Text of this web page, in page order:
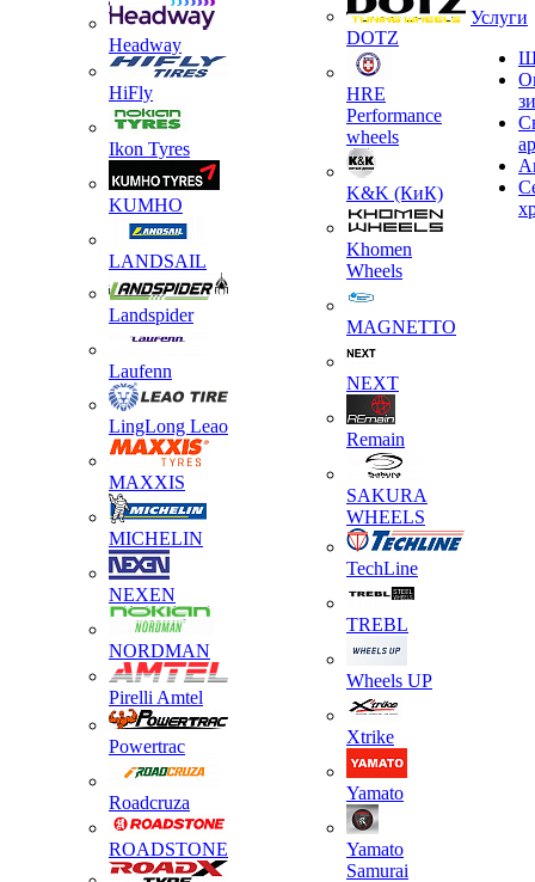
Headway
HiFly
Ikon Tyres
KUMHO
LANDSAIL
Landspider
Laufenn
LingLong Leao
MAXXIS
MICHELIN
NEXEN
NORDMAN
Pirelli Amtel
Powertrac
Roadcruza
ROADSTONE
DOTZ
HRE
Performance
wheels
K&K (КиК)
Khomen
Wheels
MAGNETTO
NEXT
Remain
SAKURA
WHEELS
TechLine
TREBL
Wheels UP
Xtrike
Yamato
Yamato
Samurai
Услуги